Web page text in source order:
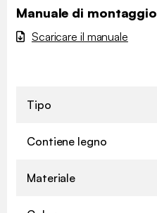
Manuale di montaggio
Scaricare il manuale
Tipo
Contiene legno
Materiale